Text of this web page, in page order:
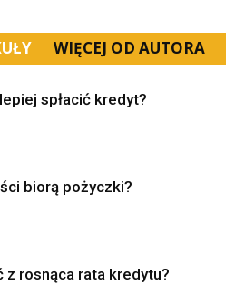
WIĘCEJ OD AUTORA
spłacić kredyt?
biorą pożyczki?
z rosnąca rata kredytu?